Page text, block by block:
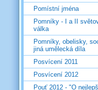
Pomístní jména
Pomníky - I a II
válka
Pomníky, obelisky,
jiná umělecká díla
Posvícení 2011
Posvícení 2012
Pouť 2012 - "O